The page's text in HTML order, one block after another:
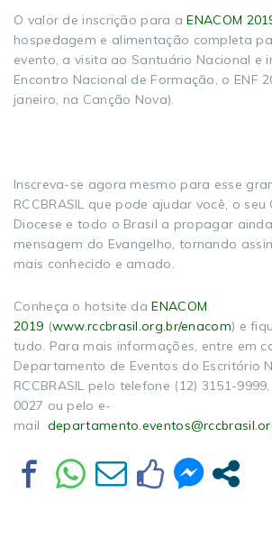
O valor de inscrição para aENACOM
hospedagem e alimentação completa
evento, a visita ao Santuário Nacional e
Encontro Nacional de Formação, o ENF
janeiro, na Canção Nova).
Inscreva-se agora mesmo para esse
RCCBRASIL que pode ajudar você, o
Diocese e todo o Brasil a propagar
mensagem do Evangelho, tornando
mais conhecido e amado.
Conheça o hotsite daENACOM
2019 (www.rccbrasil.org.br/enacom) e
tudo. Para mais informações, entre em
Departamento de Eventos do Escritório
RCCBRASIL pelo telefone (12) 3151-
0027 ou pelo e-
mail